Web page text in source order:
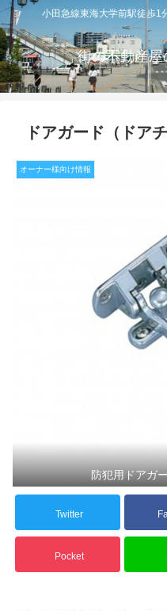
小田急線東海大学前駅徒歩
街の不動産
ドアガード（ドア
オーナー様向け情報
防犯用ドアガ
Twitter
Pocket